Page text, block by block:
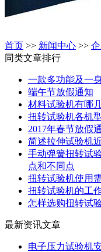
首页 >> 新闻中心 >>
同类文章排行
一款多功能及一
端午节放假通知
材料试验机有哪
扭转试验机各机
2017年春节放假
简述拉伸试验机
手动弹簧扭转试
点和不同点
扭转试验机使用
扭转试验机的工
怎样选购扭转试
最新资讯文章
电子压力试验机